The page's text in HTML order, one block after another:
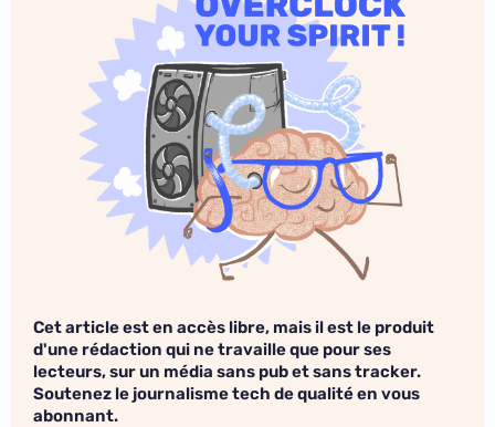
Cet article est en accès libre, mais il est le produit
d'une rédaction qui ne travaille que pour ses
lecteurs, sur un média sans pub et sans tracker.
Soutenez le journalisme tech de qualité en vous
abonnant.